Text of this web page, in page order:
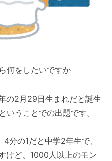
何をしたいですか
の2月29日生まれだと誕生
いうことでの出題です。
分の1だと中学2年生で、
けど、1000人以上のモン